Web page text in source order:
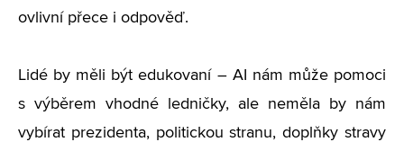
ovlivní přece i odpověď.
Lidé by měli být edukovaní – AI nám může pomoci
s výběrem vhodné ledničky, ale neměla by nám
vybírat prezidenta, politickou stranu, doplňky stravy